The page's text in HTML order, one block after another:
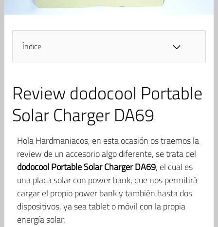
Índice
Review dodocool Portable
Solar Charger DA69
Hola Hardmaniacos, en esta ocasión os traemos la
review de un accesorio algo diferente, se trata del
dodocool Portable Solar Charger DA69, el cual es
una placa solar con power bank, que nos permitirá
cargar el propio power bank y también hasta dos
dispositivos, ya sea tablet o móvil con la propia
energía solar.